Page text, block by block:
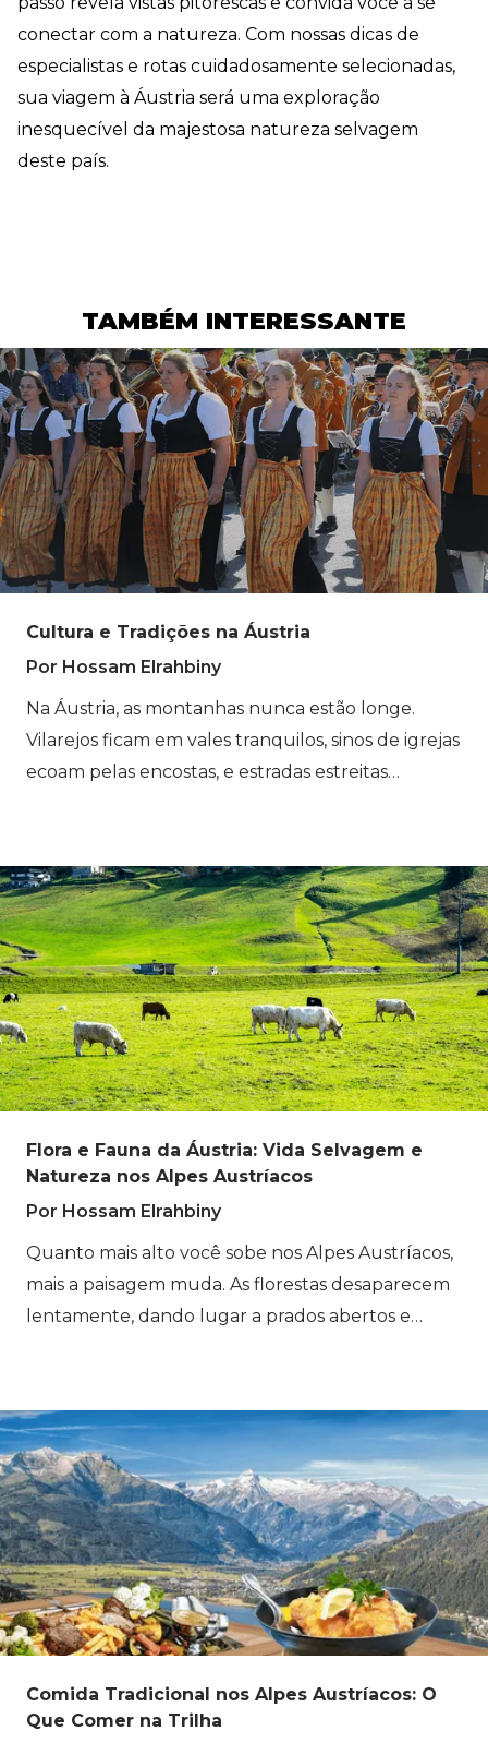
conectar com a natureza. Com nossas dicas de
especialistas e rotas cuidadosamente selecionadas,
sua viagem à Áustria será uma exploração
inesquecível da majestosa natureza selvagem
deste país.
TAMBÉM INTERESSANTE
Cultura e Tradições na Áustria
Por Hossam Elrahbiny
Na Áustria, as montanhas nunca estão longe.
Vilarejos ficam em vales tranquilos, sinos de igrejas
ecoam pelas encostas, e estradas estreitas
da paisagem. Mas os Alpes Austríacos não são
apenas cenários para viajantes. São lugares onde
comunidades construíram tradições ao longo de
séculos vivendo em um ambiente montanhoso.
As rotas que você segue enquanto faz
caminhadas na Áustria muitas vezes passam por
vales e vilarejos onde a vida diária, os costumes
locais e os ritmos sazonais ainda estão
Flora e Fauna da Áustria: Vida Selvagem e
Natureza nos Alpes Austríacos
Por Hossam Elrahbiny
Quanto mais alto você sobe nos Alpes Austríacos,
mais a paisagem muda. As florestas desaparecem
lentamente, dando lugar a prados abertos e
montanhoso cheio de vida. Os Alpes Austríacos
abrigam plantas e animais que se adaptaram ao
terreno íngreme e aos longos invernos. Desde a
vida selvagem que se move por penhascos altos
até as flores que florescem durante o curto verão,
a natureza aqui segue seu próprio ritmo. Se você
quiser vivenciar essa mudança das florestas do
vale para o terreno alpino por si mesmo,
permite que você explore isso passo a passo.
Comida Tradicional nos Alpes Austríacos: O
Que Comer na Trilha